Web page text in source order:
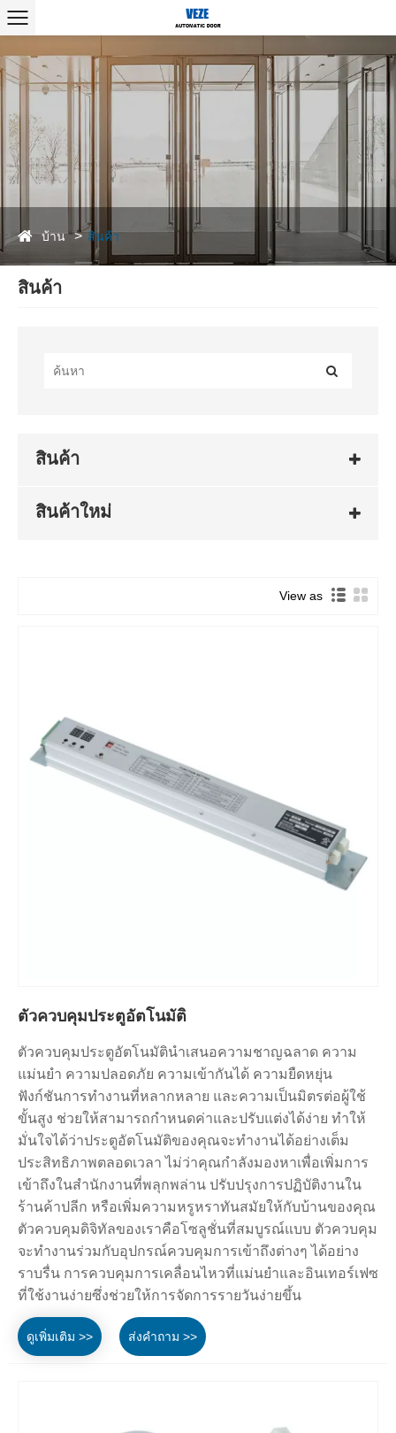
บ้าน สินค้า
สินค้า
สินค้า
สินค้าใหม่
View as
ตัวควบคุมประตูอัตโนมัติ
ตัวควบคุมประตูอัตโนมัตินำเสนอความชาญฉลาด ความ
แม่นยำ ความปลอดภัย ความเข้ากันได้ ความยืดหยุ่น
ฟังก์ชันการทำงานที่หลากหลาย และความเป็นมิตรต่อผู้ใช้
ขั้นสูง ช่วยให้สามารถกำหนดค่าและปรับแต่งได้ง่าย ทำให้
มั่นใจได้ว่าประตูอัตโนมัติของคุณจะทำงานได้อย่างเต็ม
ประสิทธิภาพตลอดเวลา ไม่ว่าคุณกำลังมองหาเพื่อเพิ่มการ
เข้าถึงในสำนักงานที่พลุกพล่าน ปรับปรุงการปฏิบัติงานใน
ร้านค้าปลีก หรือเพิ่มความหรูหราทันสมัยให้กับบ้านของคุณ
ตัวควบคุมดิจิทัลของเราคือโซลูชั่นที่สมบูรณ์แบบ ตัวควบคุม
จะทำงานร่วมกับอุปกรณ์ควบคุมการเข้าถึงต่างๆ ได้อย่าง
ราบรื่น การควบคุมการเคลื่อนไหวที่แม่นยำและอินเทอร์เฟซ
ที่ใช้งานง่ายซึ่งช่วยให้การจัดการรายวันง่ายขึ้น
ดูเพิ่มเติม >> ส่งคำถาม >>